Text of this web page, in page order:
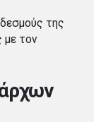
της
με τον